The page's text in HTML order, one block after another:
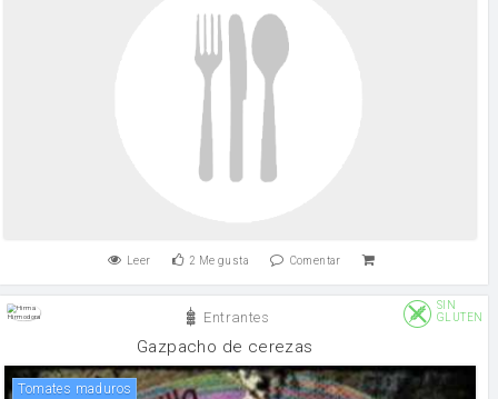
Leer 2 Me gusta Comentar
Entrantes
SIN
GLUTEN
Gazpacho de cerezas
Tomates maduros